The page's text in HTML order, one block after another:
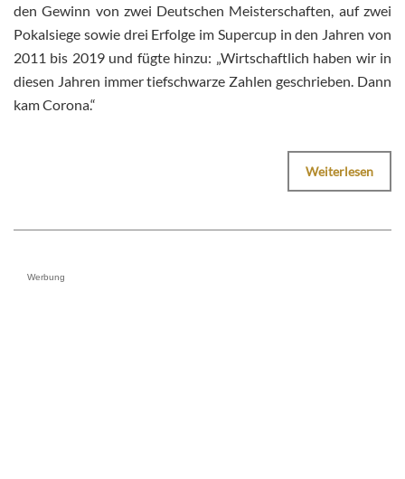
den Gewinn von zwei Deutschen Meisterschaften, auf zwei
Pokalsiege sowie drei Erfolge im Supercup in den Jahren von
2011 bis 2019 und fügte hinzu: „Wirtschaftlich haben wir in
diesen Jahren immer tiefschwarze Zahlen geschrieben. Dann
kam Corona.“
Weiterlesen
Werbung